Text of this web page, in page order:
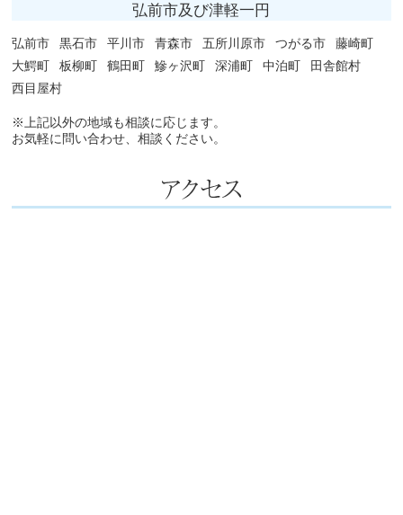
弘前市及び津軽一円
弘前市 黒石市 平川市 青森市 五所川原市 つがる市
藤崎町
大鰐町
板柳町 鶴田町 鰺ヶ沢町 深浦町 中泊町
田舎館村
西目屋村
※上記以外の地域も相談に応じます。
お気軽に問い合わせ、相談ください。